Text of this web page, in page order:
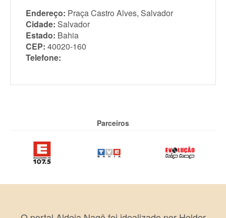
Endereço: Praça Castro Alves, Salvador
Cidade: Salvador
Estado: Bahia
CEP: 40020-160
Telefone:
Parceiros